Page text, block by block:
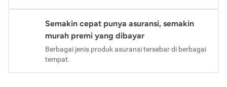
Semakin cepat punya asuransi, semakin
murah premi yang dibayar
Berbagai jenis produk asuransi tersebar di berbagai
tempat.